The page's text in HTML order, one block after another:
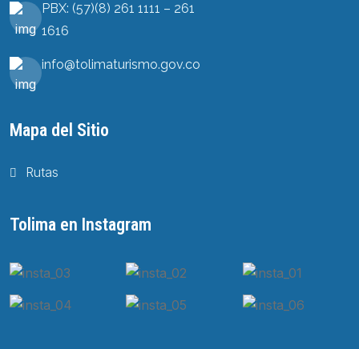
PBX: (57)(8) 261 1111 – 261
1616
info@tolimaturismo.gov.co
Mapa del Sitio
Rutas
Tolima en Instagram